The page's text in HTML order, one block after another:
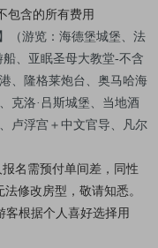
包含的所有费用
（游览：海德堡城堡、法
、亚眠圣母大教堂-不含
、隆格莱炮台、奥马哈海
克洛·吕斯城堡、当地酒
卢浮宫＋中文官导、凡尔
名需预付单间差，同性
修改房型，敬请知悉。
客根据个人喜好选择用